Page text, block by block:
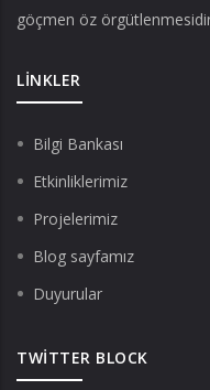
göçmen öz
LINKLER
Bilgi Bankası
Etkinliklerimiz
Projelerimiz
Blog sayfamız
Duyurular
TWITTER BLOCK